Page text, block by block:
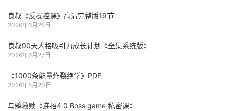
良叔《反操控课》高清完整版19节
2026年6月28日
良叔90天人格吸引力成长计划《全集系统版》
2026年6月27日
《1000‮能条‬‎量‮裂炸‬‎绝学》PDF
2026年5月20日
乌鸦救赎《连招4.0 Boss game 私密课》